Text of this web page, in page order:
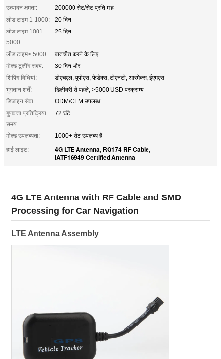
उत्पादन क्षमता:
200000 सेट/सेट प्रति माह
लीड टाइम 1-1000:
20 दिन
लीड टाइम 1001-
5000:
25 दिन
लीड टाइम> 5000:
बातचीत करने के लिए
मोल्ड टूलींग समय:
30 दिन और
शिपिंग विधियां:
डीएचएल, यूपीएस, फेडेक्स, टीएनटी, आरमेक्स, ईएमएस
भुगतान शर्तें:
डिलीवरी से पहले, >5000 USD परक्राम्य
डिजाइन सेवा:
ODM/OEM उपलब्ध
गुणवत्ता प्रतिक्रिया
समय:
72 घंटे
मोल्ड उपलब्धता:
1000+ सेट उपलब्ध हैं
हाई लाइट:
4G LTE Antenna, RG174 RF Cable,
IATF16949 Certified Antenna
4G LTE Antenna with RF Cable and SMD
Processing for Car Navigation
LTE Antenna Assembly